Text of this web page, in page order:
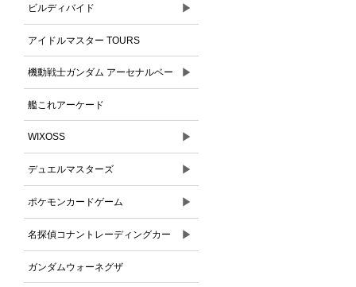
ビルディバイド ▶
アイドルマスター TOURS
機動戦士ガンダム アーセナルベー
ス
▶
艦これアーケード
WIXOSS ▶
デュエルマスターズ ▶
ポケモンカードゲーム ▶
名探偵コナントレーディングカー
ドゲーム
▶
ガンダムウォーネグザ